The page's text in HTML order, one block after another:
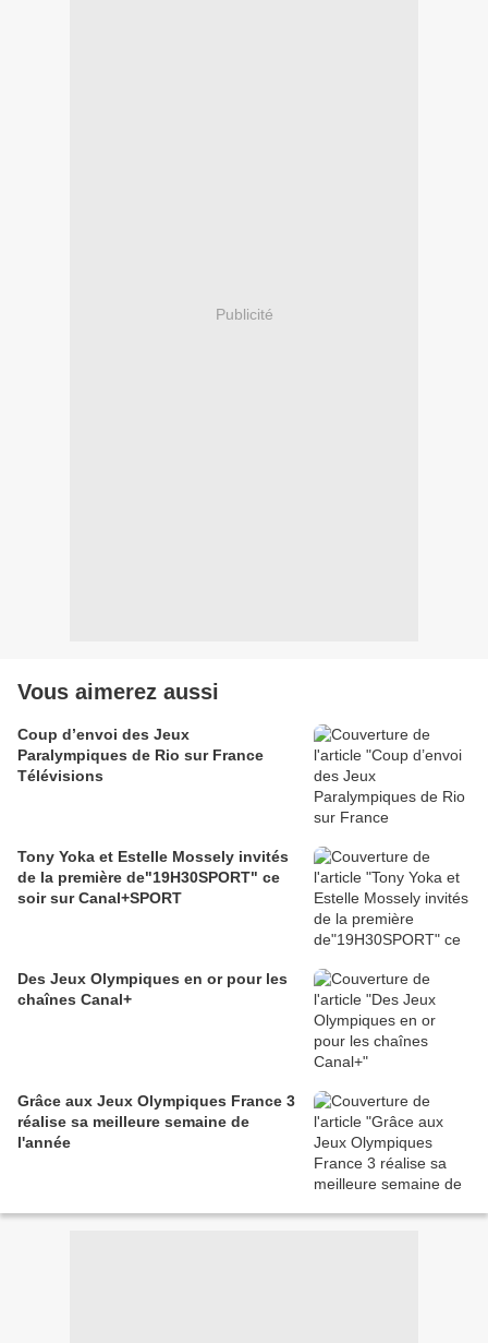
Publicité
Vous aimerez aussi
Coup d’envoi des Jeux
Paralympiques de Rio sur France
Télévisions
Tony Yoka et Estelle Mossely invités
de la première de"19H30SPORT" ce
soir sur Canal+SPORT
Des Jeux Olympiques en or pour les
chaînes Canal+
Grâce aux Jeux Olympiques France 3
réalise sa meilleure semaine de
l'année